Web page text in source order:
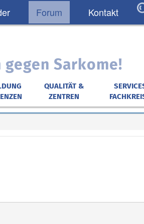
Forum Kontakt
Sarkome!
QUALITÄT &
ZENTREN